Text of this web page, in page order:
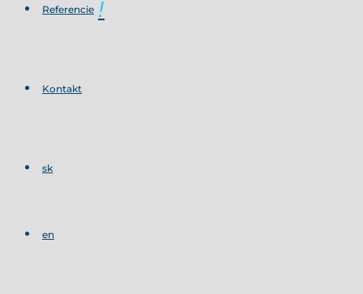
Referencie
Kontakt
sk
en